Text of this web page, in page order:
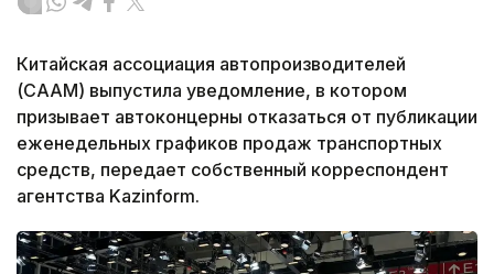
Китайская ассоциация автопроизводителей
(CAAM) выпустила уведомление, в котором
призывает автоконцерны отказаться от публикации
еженедельных графиков продаж транспортных
средств, передает собственный корреспондент
агентства Kazinform.